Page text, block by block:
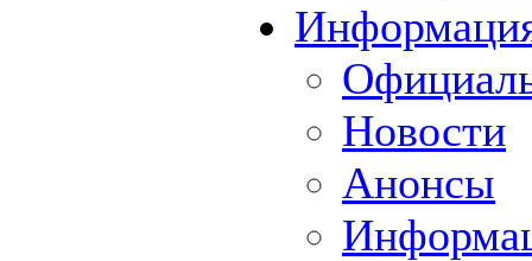
Новости
Анонсы